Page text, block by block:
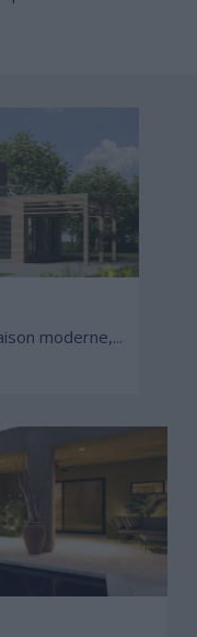
moderne,...